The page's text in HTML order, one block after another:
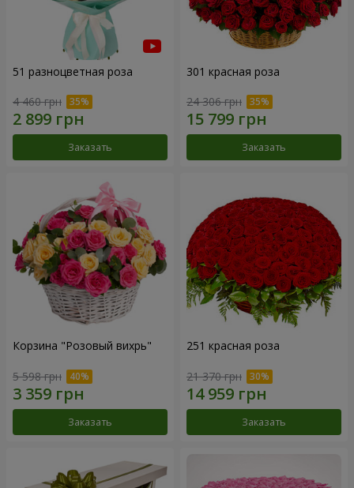
51 разноцветная роза
4 460 грн
Заказать
301 красная роза
24 306 грн
Заказать
Корзина "Розовый вихрь"
5 598 грн
Заказать
251 красная роза
21 370 грн
Заказать